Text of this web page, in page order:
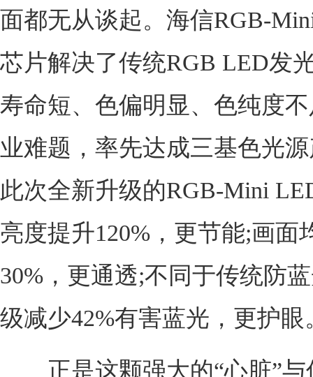
面都无从谈起。海信RGB-
芯片解决了传统RGB LED发
寿命短、色偏明显、色纯度
业难题，率先达成三基色光
此次全新升级的RGB-Mini
亮度提升120%，更节能;画面
30%，更通透;不同于传统防
级减少42%有害蓝光，更护眼
正是这颗强大的“心脏”与